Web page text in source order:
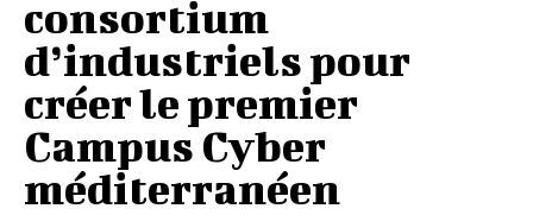
consortium
d’industriels pour
créer le premier
Campus Cyber
méditerranéen